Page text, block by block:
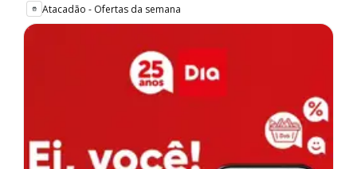
Atacadão - Ofertas da semana